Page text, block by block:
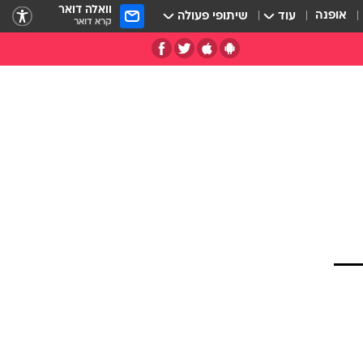
אופנה עוד שיתופי פעולה וואלה דואר
קרא דואר